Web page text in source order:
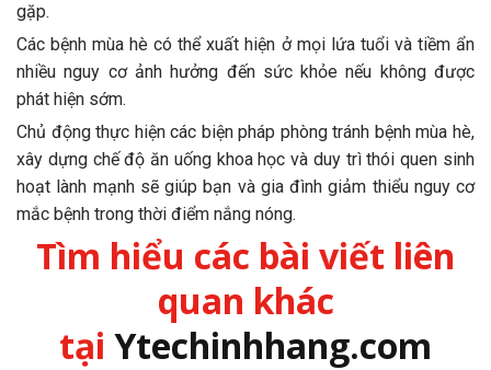
gặp.
Các bệnh mùa hè có thể xuất hiện ở mọi lứa tuổi và tiềm ẩn
nhiều nguy cơ ảnh hưởng đến sức khỏe nếu không được
phát hiện sớm.
Chủ động thực hiện các biện pháp phòng tránh bệnh mùa hè,
xây dựng chế độ ăn uống khoa học và duy trì thói quen sinh
hoạt lành mạnh sẽ giúp bạn và gia đình giảm thiểu nguy cơ
mắc bệnh trong thời điểm nắng nóng.
Tìm hiểu các bài viết liên
quan khác
tại Ytechinhhang.com